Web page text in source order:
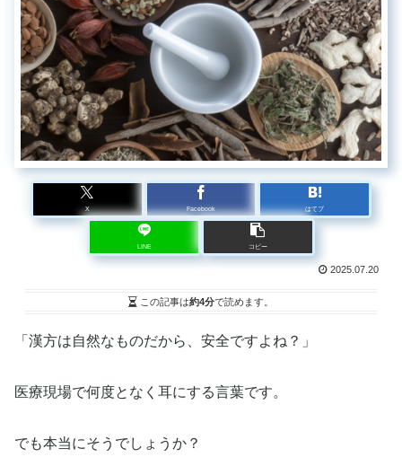
X Facebook はてブ
LINE コピー
2025.07.20
この記事は約4分で読めます。
「漢方は自然なものだから、安全ですよね？」
医療現場で何度となく耳にする言葉です。
でも本当にそうでしょうか？